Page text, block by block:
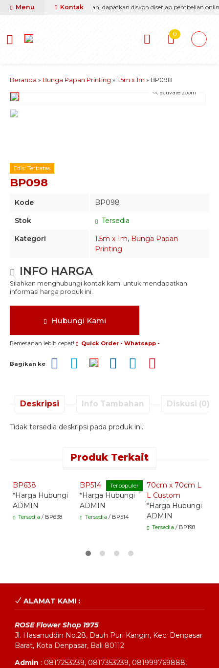
yang terbaik & termurah, dapatkan diskon disetiap pembelian
Menu Kontak
0
Beranda » Bunga Papan Printing » 1.5m x 1m » BP098
activate zoom
Edisi Terbatas
BP098
Kode BP098
Stok Tersedia
Kategori 1.5m x 1m, Bunga Papan
Printing
INFO HARGA
Silahkan menghubungi kontak kami untuk mendapatkan
informasi harga produk ini.
Hubungi Kami
Pemesanan lebih cepat! Quick Order - Whatsapp -
Bagikan ke
Deskripsi Info Tambahan Diskusi (0)
Tidak tersedia deskripsi pada produk ini.
Produk Terkait
BP638
*Harga Hubungi
ADMIN
Tersedia / BP638
Quick Order -
Terpopuler
BP514
*Harga Hubungi
ADMIN
Tersedia / BP514
70cm x 70cm L
L Custom
*Harga Hubungi
ADMIN
Tersedia / BP198
ALAMAT KAMI :
ROSE Flower Shop 1975
Jl. Hasanuddin No.28, Dauh Puri Kangin, Kec. Denpasar
Barat, Kota Denpasar, Bali 80112
Admin : 0817253239, 0817353239, 081999769888,